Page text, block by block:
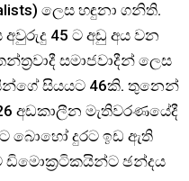
ලෙස හඳුනා ගනිති.
45 ට අඩු අය වන
සමාජවාදීන් ලෙස
සියයට 46කි. තුනෙන්
අඩකාලීන මැතිවරණයේදී
බොහෝ දුරට ඉඩ ඇති
ඩිමොක්‍රටිකයින්ට ඡන්දය